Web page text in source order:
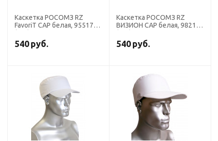
Каскетка РОСОМЗ RZ
FavoriT CAP белая, 95517
540 руб.
Каскетка РОСОМЗ RZ
ВИЗИОН CAP белая, 98217
540 руб.